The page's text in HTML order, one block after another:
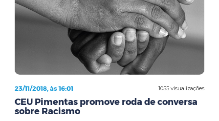
1055 visualizações
23/11/2018, às 16:01
CEU Pimentas promove roda de conversa
sobre Racismo